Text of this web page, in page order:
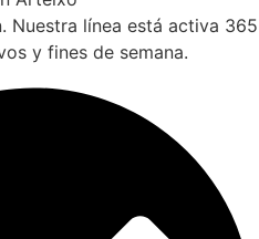
Nuestra línea está activa 365
y fines de semana.